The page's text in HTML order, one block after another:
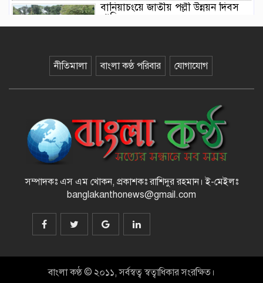
বানিয়াচংয়ে জাতীয় পল্লী উন্নয়ন দিবস
পালিত
১২ কেজি এলপিজি সিলিন্ডারে দাম কমল
৩৫৭ টাকা
মাজারের দান ব্যবস্থাপনায় স্বচ্ছতা
আনতে প্রশাসনের তদারকি, ভক্তদের
মাঝে স্বস্তি
বেনজীরকে দ্রুত দেশে ফেরানোর প্রক্রিয়া
চলছে : স্বরাষ্ট্রমন্ত্রী
রামিসা হত্যা : ডেথ রেফারেন্সসহ পূর্ণাঙ্গ
রায়ের নথি উচ্চ আদালতে
নীতিমালা বাংলা কণ্ঠ পরিবার যোগাযোগ
সম্পাদকঃ এস এম খোকন, প্রকাশকঃ রাশিদুর রহমান। ই-মেইলঃ
banglakanthonews@gmail.com
বাংলা কণ্ঠ © ২০১১, সর্বস্বত্ব স্বত্বাধিকার সংরক্ষিত।